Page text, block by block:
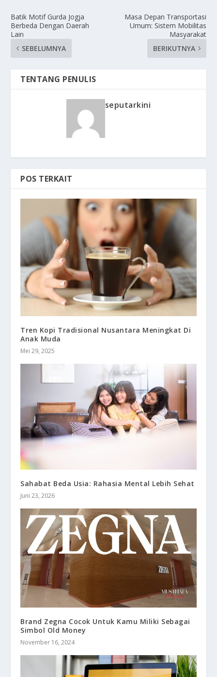
Batik Motif Gurda Jogja
Berbeda Dengan Daerah
Lain
SEBELUMNYA
Masa Depan Transportasi
Umum: Sistem Mobilitas
Masyarakat
BERIKUTNYA
TENTANG PENULIS
seputarkini
POS TERKAIT
Tren Kopi Tradisional Nusantara Meningkat Di
Anak Muda
Mei 29, 2025
Sahabat Beda Usia: Rahasia Mental Lebih Sehat
Juni 23, 2026
Brand Zegna Cocok Untuk Kamu Miliki Sebagai
Simbol Old Money
November 16, 2024